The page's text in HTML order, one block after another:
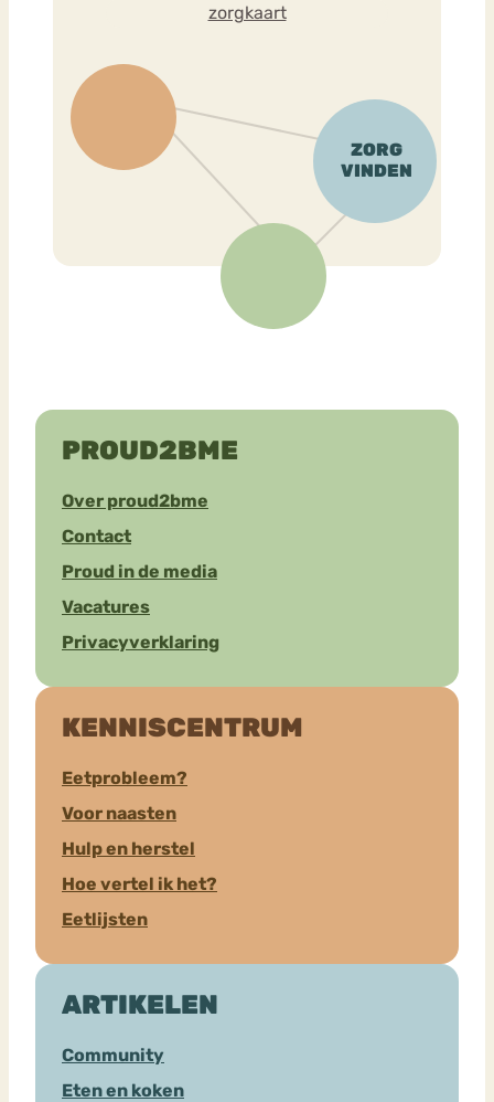
zorgkaart
PROUD2BME
Over proud2bme
Contact
Proud in de media
Vacatures
Privacyverklaring
KENNISCENTRUM
Eetprobleem?
Voor naasten
Hulp en herstel
Hoe vertel ik het?
Eetlijsten
ARTIKELEN
Community
Eten en koken